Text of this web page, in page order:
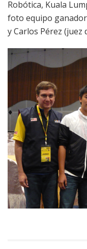
Robótica, Kuala
foto equipo
y Carlos Pérez (juez